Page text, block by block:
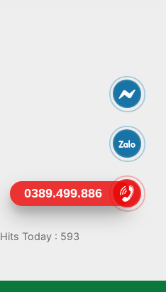
Hits Today : 593
0389.499.886